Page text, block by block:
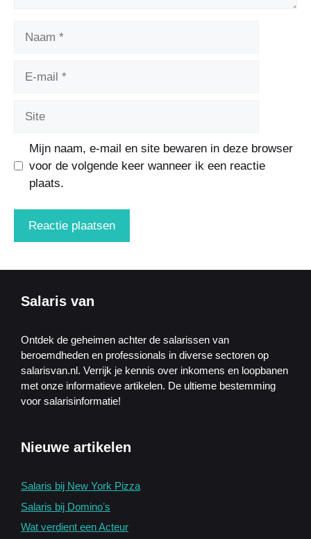
Mijn naam, e-mail en site bewaren in deze browser
voor de volgende keer wanneer ik een reactie
plaats.
Salaris van
Ontdek de geheimen achter de salarissen van
beroemdheden en professionals in diverse sectoren op
salarisvan.nl. Verrijk je kennis over inkomens en loopbanen
met onze informatieve artikelen. De ultieme bestemming
voor salarisinformatie!
Nieuwe artikelen
Salaris bij New York Pizza
Salaris bij Dominoʼs
Wat verdient een Acteur